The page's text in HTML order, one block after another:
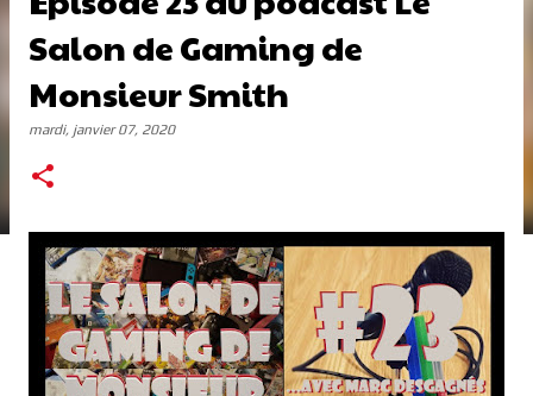
Salon de Gaming de
Monsieur Smith
mardi, janvier 07, 2020